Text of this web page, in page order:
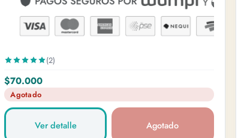
(2)
$70.000
Agotado
Ver detalle Agotado